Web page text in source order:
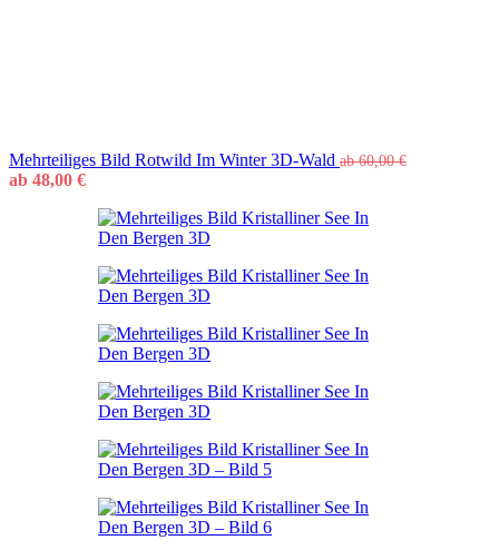
Mehrteiliges Bild Rotwild Im Winter 3D-Wald ab60,00€
ab 48,00 €